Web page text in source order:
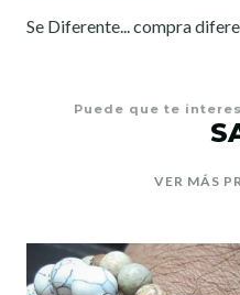
Se Diferente... compra
Puede que te
VER MÁS